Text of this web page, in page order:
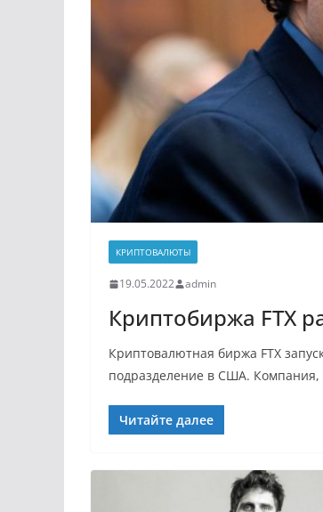
КРИПТОВАЛЮТЫ
19.05.2022 admin
Криптобиржа FTX
Криптовалютная биржа FTX
подразделение в США. Компания,
Читайте далее